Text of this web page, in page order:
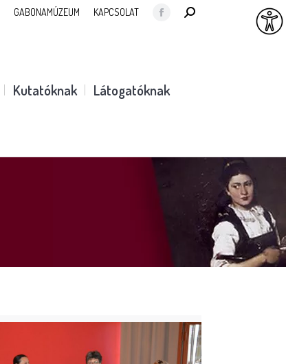
GABONAMÚZEUM KAPCSOLAT
Facebook
new
SEARCH:
Kutatóknak Látogatóknak